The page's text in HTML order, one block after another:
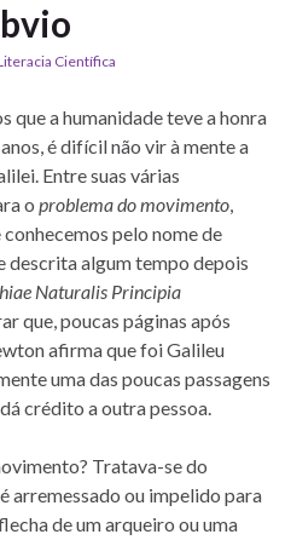
Científica
que a humanidade teve a honra
é difícil não vir à mente a
Entre suas várias
o problema do movimento,
pelo nome de
descrita algum tempo depois
Naturalis Principia
que, poucas páginas após
afirma que foi Galileu
uma das poucas passagens
crédito a outra pessoa.
Tratava-se do
arremessado ou impelido para
de um arqueiro ou uma